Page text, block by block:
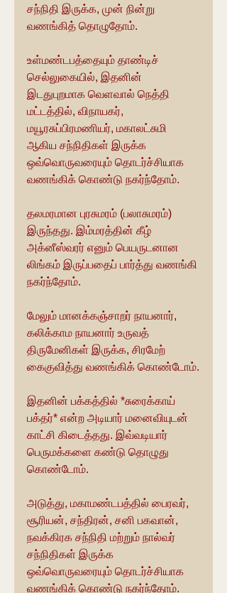
சந்நிதி இருக்க, முன் நின்று
வணங்கித் தொழுதோம்.
உள்மண்டபத்தையும் தாண்டிச்
செல்லுகையில், இதனின்
இடதுபுறமாக வெளவால் நெத்தி
மட்டத்தில், விநாயகர்,
மயூரசுப்பிரமணியர், மகாலட்சுமி
ஆகிய சந்நிதிகள் இருக்க
ஒவ்வொருவரையும் தொடர்ச்சியாக
வணங்கிக் கொண்டு நகர்ந்தோம்.
தலமரமான புரசுமரம் (பலாசுமரம்)
இருந்தது. இம்மரத்தின் கீழ்
அக்னீஸ்வரர் எனும் பெயருடனான
லிங்கம் இருப்பதைப் பார்த்து வணங்கி
நகர்ந்தோம்.
மேலும் மானக்கஞ்சாறர் நாயனார்,
கலிக்காம நாயனார் உருவத்
திருமேனிகள் இருக்க, சிரமேற்
கைகுவித்து வணங்கிக் கொண்டோம்.
இதனின் பக்கத்தில் *சுரைக்காய்
பக்தர்* என்ற அடியார் மனைவியுடன்
காட்சி கிடைத்தது. இவ்வடியார்
பெருமக்களை கண்டு தொழுது
கொண்டோம்.
அடுத்து, மகாமண்டபத்தில் பைரவர்,
சூரியன், சந்திரன், சனி பகவான்,
நவக்கிரக சந்நிதி மற்றும் நால்வர்
சந்நிதிகள் இருக்க
ஒவ்வொருவரையும் தொடர்ச்சியாக
வணங்கிக் கொண்டு நகர்ந்தோம்.